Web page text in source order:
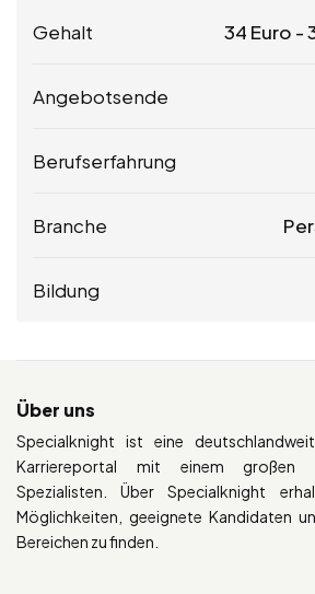
Gehalt 34 Euro -
Angebotsende
Berufserfahrung
Branche
Bildung
Über uns
Specialknight ist eine
Karriereportal mit einem großen
Spezialisten. Über Specialknight
Möglichkeiten, geeignete Kandidaten
Bereichen zu finden.